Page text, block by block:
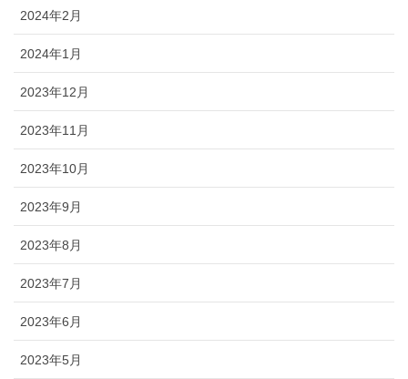
2024年2月
2024年1月
2023年12月
2023年11月
2023年10月
2023年9月
2023年8月
2023年7月
2023年6月
2023年5月